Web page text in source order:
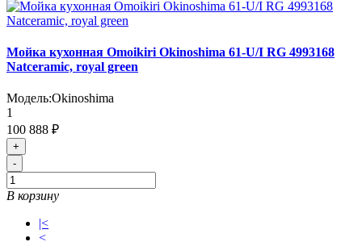
Мойка кухонная Omoikiri Okinoshima 61-U/I RG 4993168
Natceramic, royal green
Модель:Okinoshima
1
100 888 ₽
+
-
В корзину
|<
<